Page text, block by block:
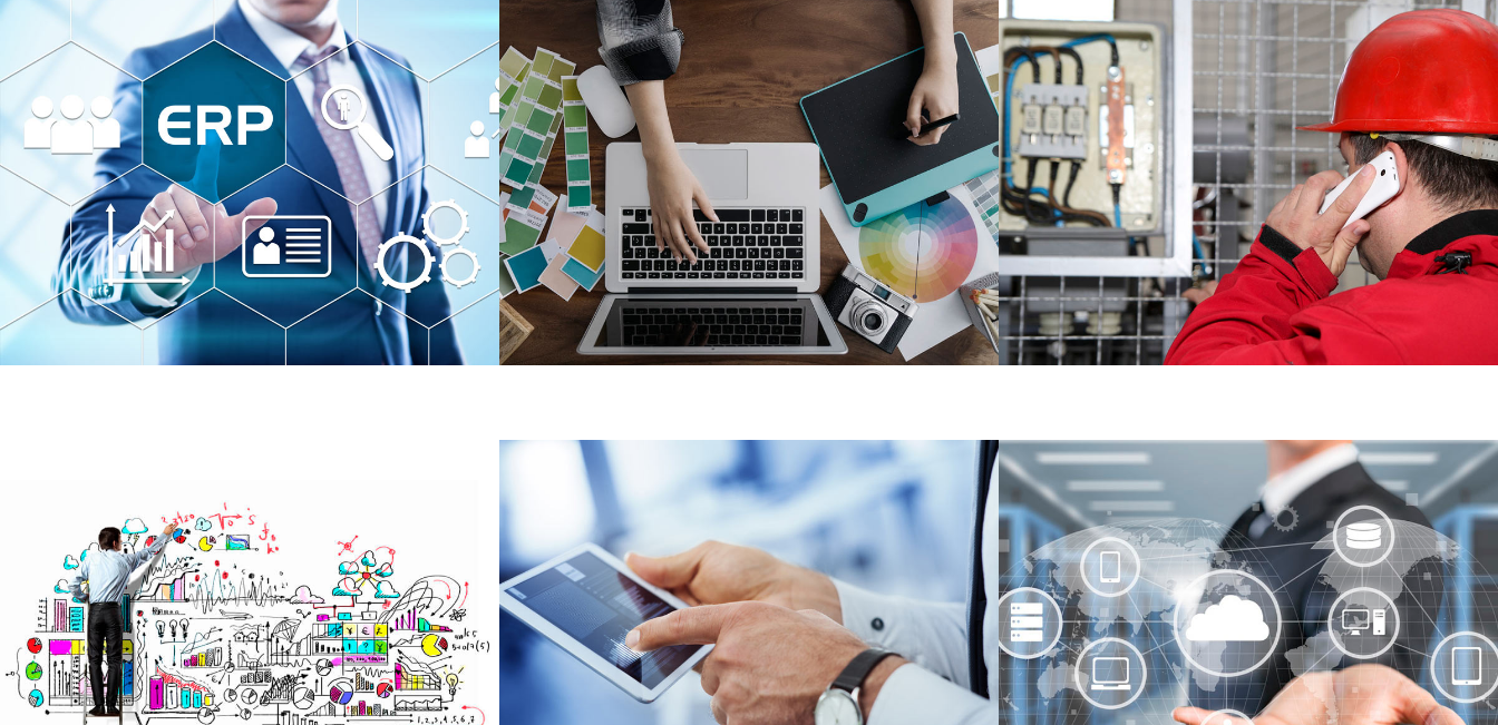
Onyx ERP
Solución Integral para la gestión de
todas las áreas de la empresa.
Web
Diseño y desarrollo de páginas web
y tiendas online.
Onyx Cloud SATMovil
SATMovil le permite consultar los datos de los clientes
e imputar trabajos y materiales insitu desde su móvil
Onyx Cloud
Soluciones cloud y online para gestión
de las diferentes áreas de la empresa.
Onyx Mobile
Una app móvil es una aplicación móvil creada específicamente para
dispositivos móviles inteligentes como un smartphone o una tablet.
Onyx Systems
Nuestra amplia experiencia en la implantación de sistemas informáticos
y las alianzas con los principales fabricantes del mercado, aseguran un
servicio profesional